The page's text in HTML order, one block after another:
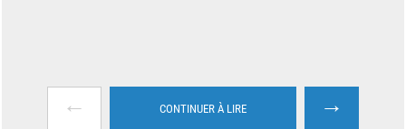
← CONTINUER À LIRE →